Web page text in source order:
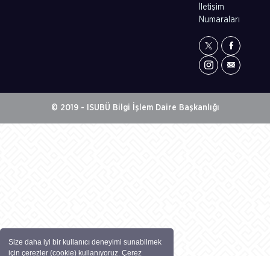
Size daha iyi bir kullanıcı deneyimi sunabilmek
için çerezler (cookie) kullanıyoruz. Çerez
İletişim
Numaraları
© 2019 - ISUBÜ Bilgi İşlem Daire Başkanlığı